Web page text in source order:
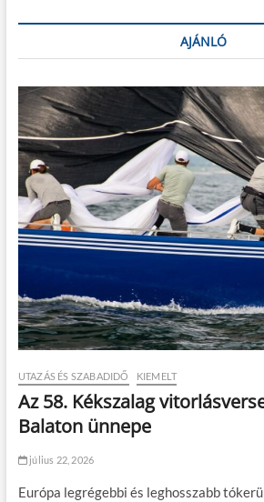
AJÁNLÓ
UTAZÁS ÉS SZABADIDŐ KIEMELT
Az 58. Kékszalag
Balaton ünnepe
július 22, 2026
Európa legrégebbi és leghosszabb